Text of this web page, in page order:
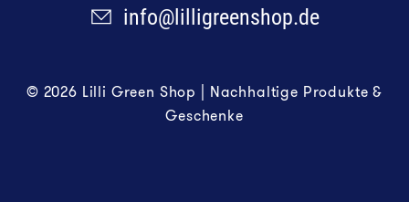
info@lilligreenshop.de
© 2026 Lilli Green Shop | Nachhaltige Produkte &
Geschenke